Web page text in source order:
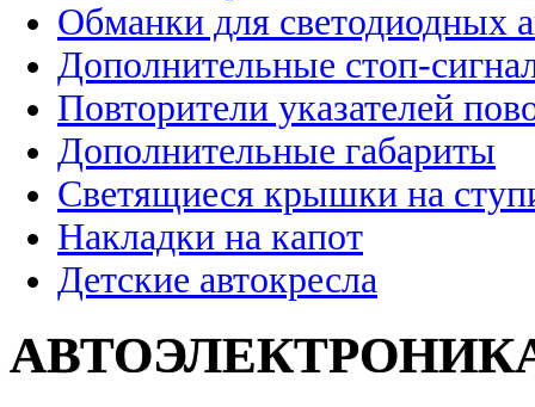
Обманки для светодиодных
Дополнительные стоп-
Повторители указателей
Дополнительные габариты
Светящиеся крышки на
Накладки на капот
Детские автокресла